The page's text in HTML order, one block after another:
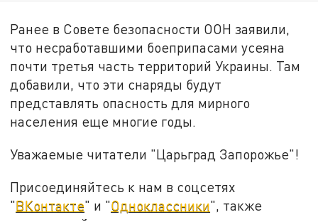
Ранее в Совете безопасности ООН заявили,
что несработавшими боеприпасами усеяна
почти третья часть территорий Украины. Там
добавили, что эти снаряды будут
представлять опасность для мирного
населения еще многие годы.
Уважаемые читатели "Царьград Запорожье"!
Присоединяйтесь к нам в соцсетях
"ВКонтакте" и "Одноклассники", также